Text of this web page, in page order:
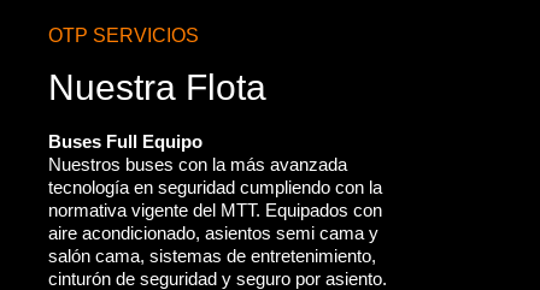
OTP SERVICIOS
Nuestra Flota
Buses Full Equipo
Nuestros buses con la más avanzada
tecnología en seguridad cumpliendo con la
normativa vigente del MTT. Equipados con
aire acondicionado, asientos semi cama y
salón cama, sistemas de entretenimiento,
cinturón de seguridad y seguro por asiento.